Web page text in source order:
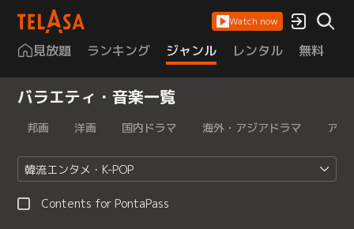
Watch now
見放題 ランキング ジャンル レンタル 無料
バラエティ・音楽一覧
邦画 洋画 国内ドラマ 海外・アジアドラマ アニ
韓流エンタメ・K-POP
Contents for PontaPass